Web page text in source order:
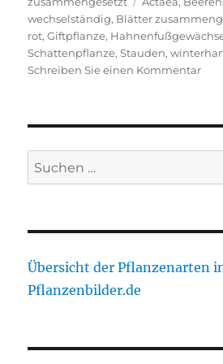
wechselständig, Blätter
rot,Giftpflanze,
Schattenpflanze,Stauden,
Schreiben Sie einen Kommentarzu
Suche
nach:
Übersicht der Pflanzenarten
Pflanzenbilder.de